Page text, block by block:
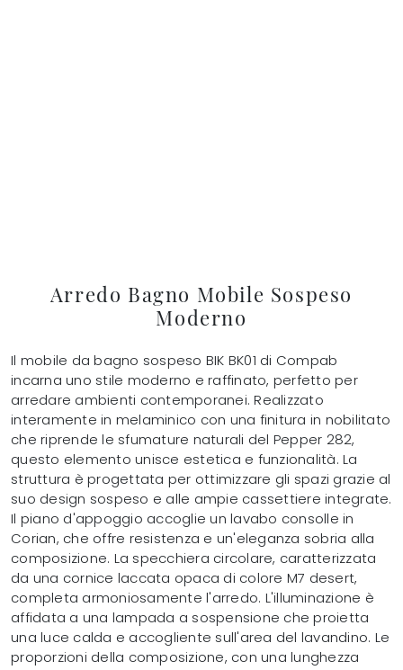
Arredo Bagno Mobile Sospeso
Moderno
Il mobile da bagno sospeso BIK BK01 di Compab
incarna uno stile moderno e raffinato, perfetto per
arredare ambienti contemporanei. Realizzato
interamente in melaminico con una finitura in nobilitato
che riprende le sfumature naturali del Pepper 282,
questo elemento unisce estetica e funzionalità. La
struttura è progettata per ottimizzare gli spazi grazie al
suo design sospeso e alle ampie cassettiere integrate.
Il piano d'appoggio accoglie un lavabo consolle in
Corian, che offre resistenza e un'eleganza sobria alla
composizione. La specchiera circolare, caratterizzata
da una cornice laccata opaca di colore M7 desert,
completa armoniosamente l'arredo. L'illuminazione è
affidata a una lampada a sospensione che proietta
una luce calda e accogliente sull'area del lavandino. Le
proporzioni della composizione, con una lunghezza